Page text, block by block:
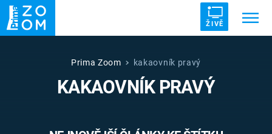
ŽIVĚ
ZRÁDCI UFO DRUHÁ SVĚTOVÁ VÁLKA
VETŘELCI DÁVNOVĚKU
Prima Zoom kakaovník pravý
KAKAOVNÍK PRAVÝ